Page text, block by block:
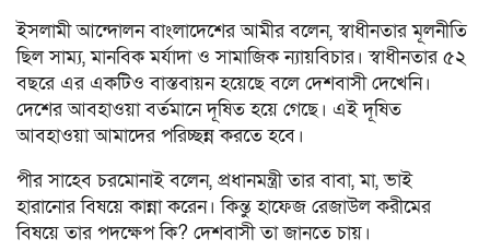
ইসলামী আন্দোলন বাংলাদেশের আমীর বলেন, স্বাধীনতার মূলনীতি
ছিল সাম্য, মানবিক মর্যাদা ও সামাজিক ন্যায়বিচার। স্বাধীনতার ৫২
বছরে এর একটিও বাস্তবায়ন হয়েছে বলে দেশবাসী দেখেনি।
দেশের আবহাওয়া বর্তমানে দূষিত হয়ে গেছে। এই দূষিত
আবহাওয়া আমাদের পরিচ্ছন্ন করতে হবে।
পীর সাহেব চরমোনাই বলেন, প্রধানমন্ত্রী তার বাবা, মা, ভাই
হারানোর বিষয়ে কান্না করেন। কিন্তু হাফেজ রেজাউল করীমের
বিষয়ে তার পদক্ষেপ কি? দেশবাসী তা জানতে চায়।